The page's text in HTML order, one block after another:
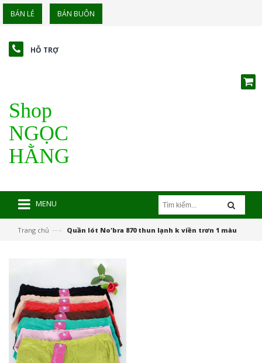
BÁN LẺ BÁN BUÔN
HỖ TRỢ
Shop
NGỌC
HẰNG
MENU
Trang chủ —› Quần lót No'bra 870 thun lạnh k viền trơn 1 màu